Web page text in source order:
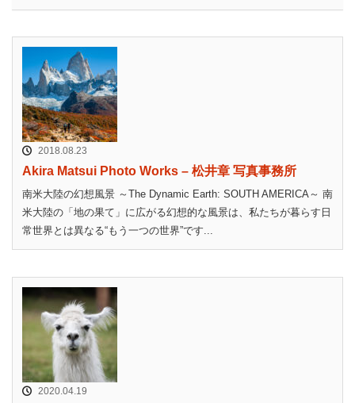
2018.08.23
Akira Matsui Photo Works – 松井章 写真事務所
南米大陸の幻想風景 ～The Dynamic Earth: SOUTH AMERICA～ 南
米大陸の「地の果て」に広がる幻想的な風景は、私たちが暮らす日
常世界とは異なる“もう一つの世界”です...
2020.04.19